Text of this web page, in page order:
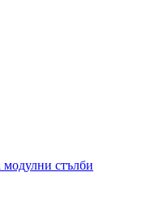
модулни стълби